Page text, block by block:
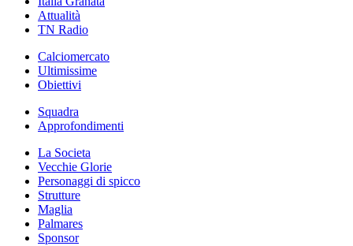
Attualità
TN Radio
Calciomercato
Ultimissime
Obiettivi
Squadra
Approfondimenti
La Societa
Vecchie Glorie
Personaggi di spicco
Strutture
Maglia
Palmares
Sponsor